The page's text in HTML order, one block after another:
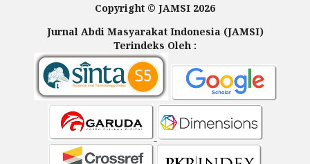
Copyright © JAMSI 2026
Jurnal Abdi Masyarakat Indonesia (JAMSI)
Terindeks Oleh :